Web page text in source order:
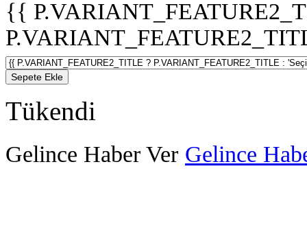
{{
Sepete Ekle
Tükendi
Gelince Haber Ver Gelince